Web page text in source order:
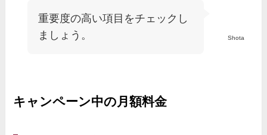
Shota
重要度の高い項目をチェックし
ましょう。
キャンペーン中の月額料金